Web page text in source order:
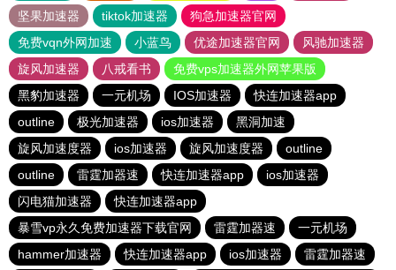
坚果加速器
tiktok加速器
狗急加速器官网
免费vqn外网加速
小蓝鸟 优途加速器官网
风驰加速器
旋风加速器
八戒看书
免费vps加速器外网苹果版
黑豹加速器
一元机场 IOS加速器
快连加速器app
outline
极光加速器 ios加速器
黑洞加速
旋风加速度器
ios加速器 旋风加速度器
outline
outline
雷霆加器速 快连加速器app
ios加速器
闪电猫加速器
快连加速器app
暴雪vp永久免费加速器下载官网
雷霆加器速
一元机场
hammer加速器
快连加速器app ios加速器 雷霆加器速